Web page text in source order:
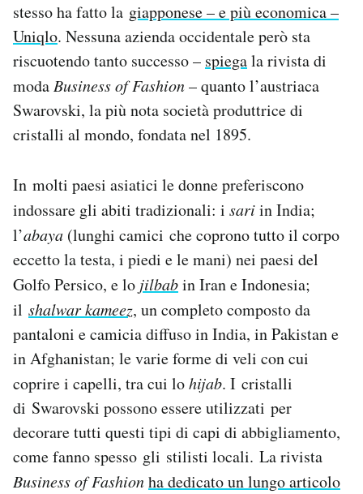
stesso ha fatto la giapponese – e più economica –
Uniqlo. Nessuna azienda occidentale però sta
riscuotendo tanto successo – spiegala rivista di
modaBusiness of Fashion– quanto l’austriaca
Swarovski, la più nota società produttrice di
cristalli al mondo, fondata nel 1895.
In molti paesi asiatici le donne preferiscono
indossare gli abiti tradizionali: i sariin India;
l’abaya (lunghi camici che coprono tutto il corpo
eccetto la testa, i piedi e le mani) nei paesi del
Golfo Persico, e lo jilbabin Iran e Indonesia;
il shalwar kameez, un completo composto da
pantaloni e camicia diffuso in India, in Pakistan e
in Afghanistan; le varie forme di veli con cui
coprire i capelli, tra cui lohijab. I cristalli
di Swarovski possono essere utilizzati per
decorare tutti questi tipi di capi di abbigliamento,
come fanno spesso gli stilisti locali. La rivista
Business of Fashionha dedicato un lungo articolo